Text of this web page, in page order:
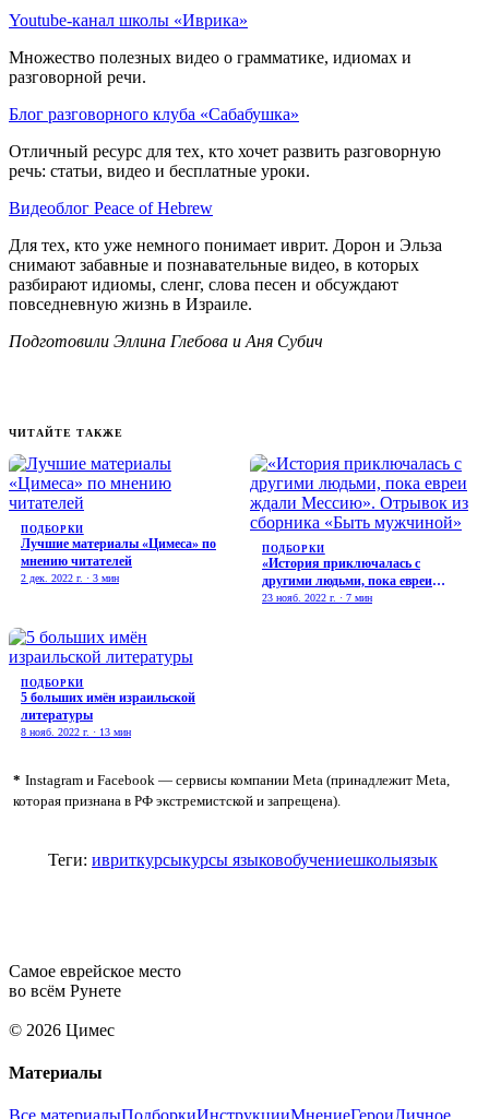
Youtube-канал школы «Иврика»
Множество полезных видео о грамматике, идиомах и
разговорной речи.
Блог разговорного клуба «Сабабушка»
Отличный ресурс для тех, кто хочет развить разговорную
речь: статьи, видео и бесплатные уроки.
Видеоблог Peace of Hebrew
Для тех, кто уже немного понимает иврит. Дорон и Эльза
снимают забавные и познавательные видео, в которых
разбирают идиомы, сленг, слова песен и обсуждают
повседневную жизнь в Израиле.
Подготовили Эллина Глебова и Аня Субич
ЧИТАЙТЕ ТАКЖЕ
ПОДБОРКИ
Лучшие материалы «Цимеса» по
мнению читателей
2 дек. 2022 г. · 3 мин
ПОДБОРКИ
«История приключалась с
другими людьми, пока евреи
ждали Мессию». Отрывок из
23 нояб. 2022 г. · 7 мин
ПОДБОРКИ
5 больших имён израильской
литературы
8 нояб. 2022 г. · 13 мин
* Instagram и Facebook — сервисы компании Meta (принадлежит Meta,
которая признана в РФ экстремистской и запрещена).
Теги: ивриткурсыкурсы языковобучениешколыязык
Самое еврейское место
во всём Рунете
© 2026 Цимес
Материалы